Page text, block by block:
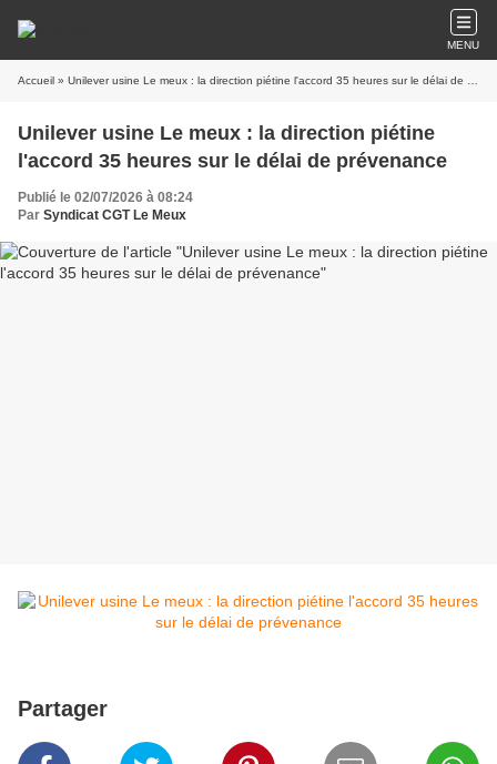
MENU
Accueil » Unilever usine Le meux : la direction piétine l'accord 35 heures sur le délai de prévenance
Unilever usine Le meux : la direction piétine
l'accord 35 heures sur le délai de prévenance
Publié le 02/07/2026 à 08:24
Par Syndicat CGT Le Meux
Partager